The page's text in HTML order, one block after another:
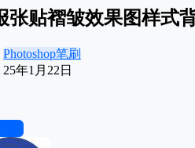
张贴褶皱效果图样式
Photoshop笔刷
25年1月22日